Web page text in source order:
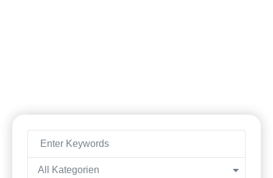
All Kategorien